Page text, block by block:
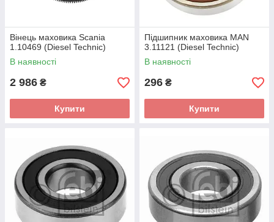
Вінець маховика Scania
1.10469 (Diesel Technic)
В наявності
2 986 ₴
Купити
Підшипник маховика MAN
3.11121 (Diesel Technic)
В наявності
296 ₴
Купити